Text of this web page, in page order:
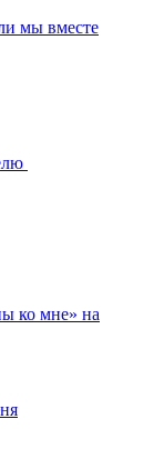
мы вместе
ко мне» на